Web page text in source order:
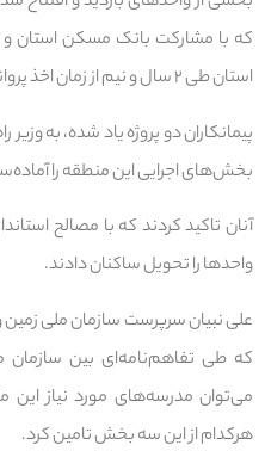
که با مشارکت بانک مسکن استان و
استان طی ۲ سال و نیم از زمان اخذ پروانه احداث شده است.
بخش‌های اجرایی این منطقه را
آنان تاکید کردند که با مصالح
واحدها را تحویل ساکنان دادند.
علی نبیان سرپرست سازمان ملی زمین
که طی تفاهم‌نامه‌ای بین سازمان
هرکدام از این سه بخش تامین کرد.